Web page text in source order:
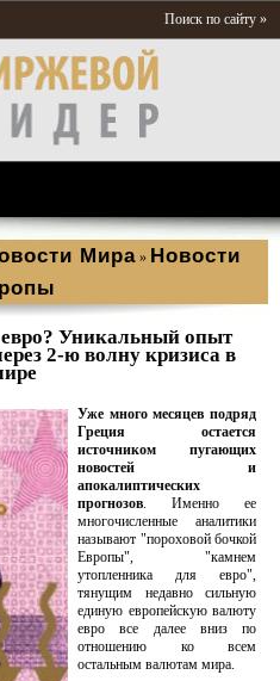
Поиск по сайту »
Мира » Новости
Уникальный опыт
2-ю волну кризиса в
Уже много месяцев подряд
Греция остается
источником пугающих
новостей и
апокалиптических
прогнозов. Именно ее
многочисленные аналитики
называют "пороховой бочкой
Европы", "камнем
утопленника для евро",
тянущим недавно сильную
единую европейскую валюту
евро все далее вниз по
отношению ко всем
остальным валютам мира.